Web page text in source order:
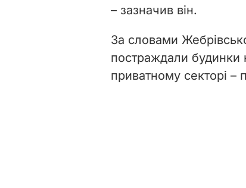
– зазначив він.
За словами
постраждали будинки
приватному секторі